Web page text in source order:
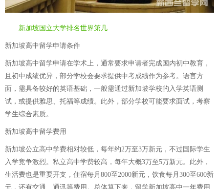
新加坡国立大学排名世界第几
新加坡高中留学申请条件
新加坡高中留学申请在学术上，通常要求申请者完成国内初中教育，
且初中成绩优异，部分学校会要求提供中考成绩作为参考。语言方
面，需具备较好的英语基础，一般需通过新加坡学校的入学英语测
试，或提供雅思、托福等成绩。此外，部分学校可能要求面试，考察
学生综合素质。
新加坡高中留学费用
新加坡公立高中学费相对较低，每年约2万至3万新元，不过国际学生
入学竞争激烈。私立高中学费较高，每年大概3万至5万新元。此外，
生活费也是重要开支，住宿每月800至2000新元，饮食每月300至600新
元，还有交通、通讯等费用。总体算下来，留学新加坡高中一年费用